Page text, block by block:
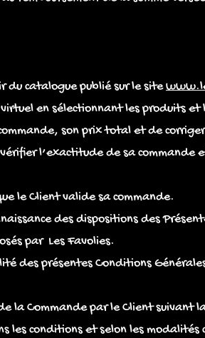
du catalogue publié sur le site
en sélectionnant les produits
son prix total et de
l’exactitude de sa
le Client valide sa commande.
des dispositions des
par Les Favolies.
des présentes Conditions
la Commande par le Client suivant
les conditions et selon les modalités